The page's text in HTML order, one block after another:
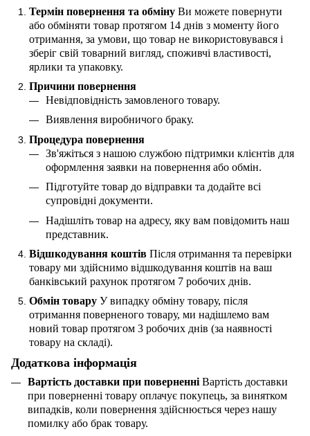
Термін повернення та обміну Ви можете повернути
або обміняти товар протягом 14 днів з моменту його
отримання, за умови, що товар не використовувався і
зберіг свій товарний вигляд, споживчі властивості,
ярлики та упаковку.
Причини повернення
Невідповідність замовленого товару.
Виявлення виробничого браку.
Процедура повернення
Зв'яжіться з нашою службою підтримки клієнтів для
оформлення заявки на повернення або обмін.
Підготуйте товар до відправки та додайте всі
супровідні документи.
Надішліть товар на адресу, яку вам повідомить наш
представник.
Відшкодування коштів Після отримання та перевірки
товару ми здійснимо відшкодування коштів на ваш
банківський рахунок протягом 7 робочих днів.
Обмін товару У випадку обміну товару, після
отримання поверненого товару, ми надішлемо вам
новий товар протягом 3 робочих днів (за наявності
товару на складі).
Додаткова інформація
Вартість доставки при поверненні Вартість доставки
при поверненні товару оплачує покупець, за винятком
випадків, коли повернення здійснюється через нашу
помилку або брак товару.